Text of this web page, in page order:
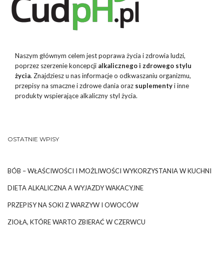
Naszym głównym celem jest poprawa życia i zdrowia ludzi,
poprzez szerzenie koncepcji alkalicznego i zdrowego stylu
życia. Znajdziesz u nas informacje o odkwaszaniu organizmu,
przepisy na smaczne i zdrowe dania oraz suplementyi inne
produkty wspierające alkaliczny styl życia.
OSTATNIE WPISY
BÓB – WŁAŚCIWOŚCI I MOŻLIWOŚCI WYKORZYSTANIA W KUCHNI
DIETA ALKALICZNA A WYJAZDY WAKACYJNE
PRZEPISY NA SOKI Z WARZYW I OWOCÓW
ZIOŁA, KTÓRE WARTO ZBIERAĆ W CZERWCU